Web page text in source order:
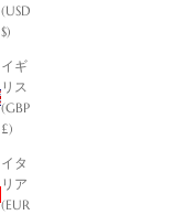
(USD
$)
イギ
リス
(GBP
£)
イタ
リア
(EUR